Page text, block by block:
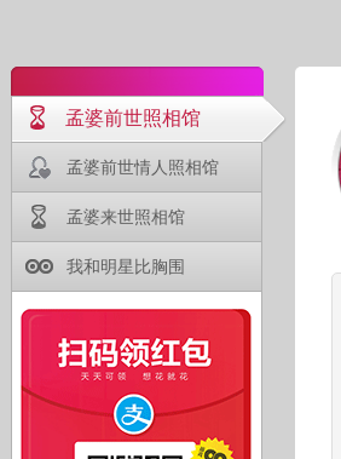
孟婆前世照相馆
孟婆前世情人照相馆
孟婆来世照相馆
我和明星比胸围